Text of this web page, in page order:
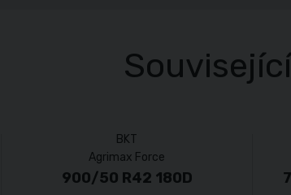
BKT
Agrimax Force
900/50 R42 180D